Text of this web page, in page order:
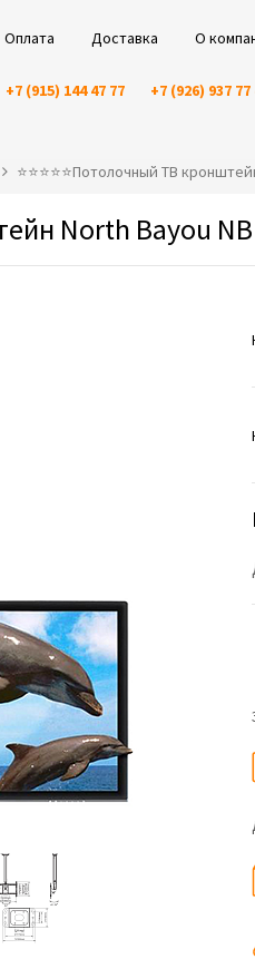
Оплата Доставка О
+7 (915) 144 47 77 +7 (926) 937 77
⭐️⭐️⭐️⭐️⭐️Потолочный ТВ
North Bayou NB